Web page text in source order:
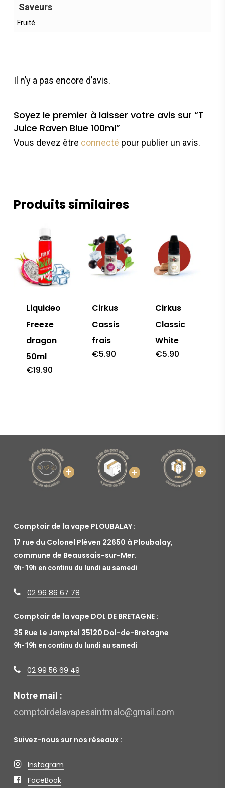
Saveurs
Fruité
Il n’y a pas encore d’avis.
Soyez le premier à laisser votre avis sur “T
Juice Raven Blue 100ml”
Vous devez être connecté pour publier un avis.
Produits similaires
Liquideo
Freeze
dragon
50ml
€19.90
Cirkus
Cassis
frais
€5.90
Cirkus
Classic
White
€5.90
Comptoir de la vape PLOUBALAY :
17 rue du Colonel Pléven 22650 à Ploubalay,
commune de Beaussais-sur-Mer.
9h-19h en continu du lundi au samedi
02 96 86 67 78
Comptoir de la vape DOL DE BRETAGNE :
35 Rue Le Jamptel 35120 Dol-de-Bretagne
9h-19h en continu du lundi au samedi
02 99 56 69 49
Notre mail :
comptoirdelavapesaintmalo@gmail.com
Suivez-nous sur nos réseaux :
Instagram
FaceBook